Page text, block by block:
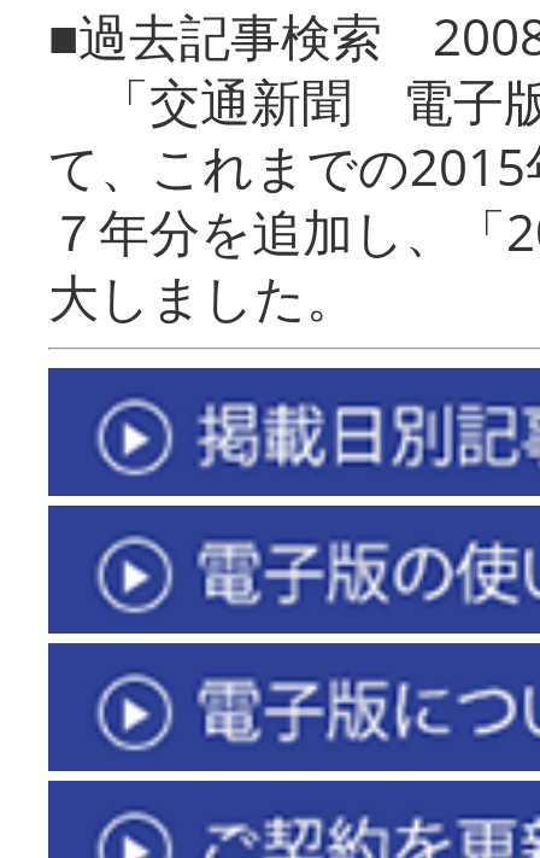
■過去記事検索
「交通新聞 電子
て、これまでの
７年分を追加し、「
大しまし